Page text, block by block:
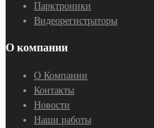
Парктроники
Видеорегистраторы
О компании
О Компании
Контакты
Новости
Наши работы